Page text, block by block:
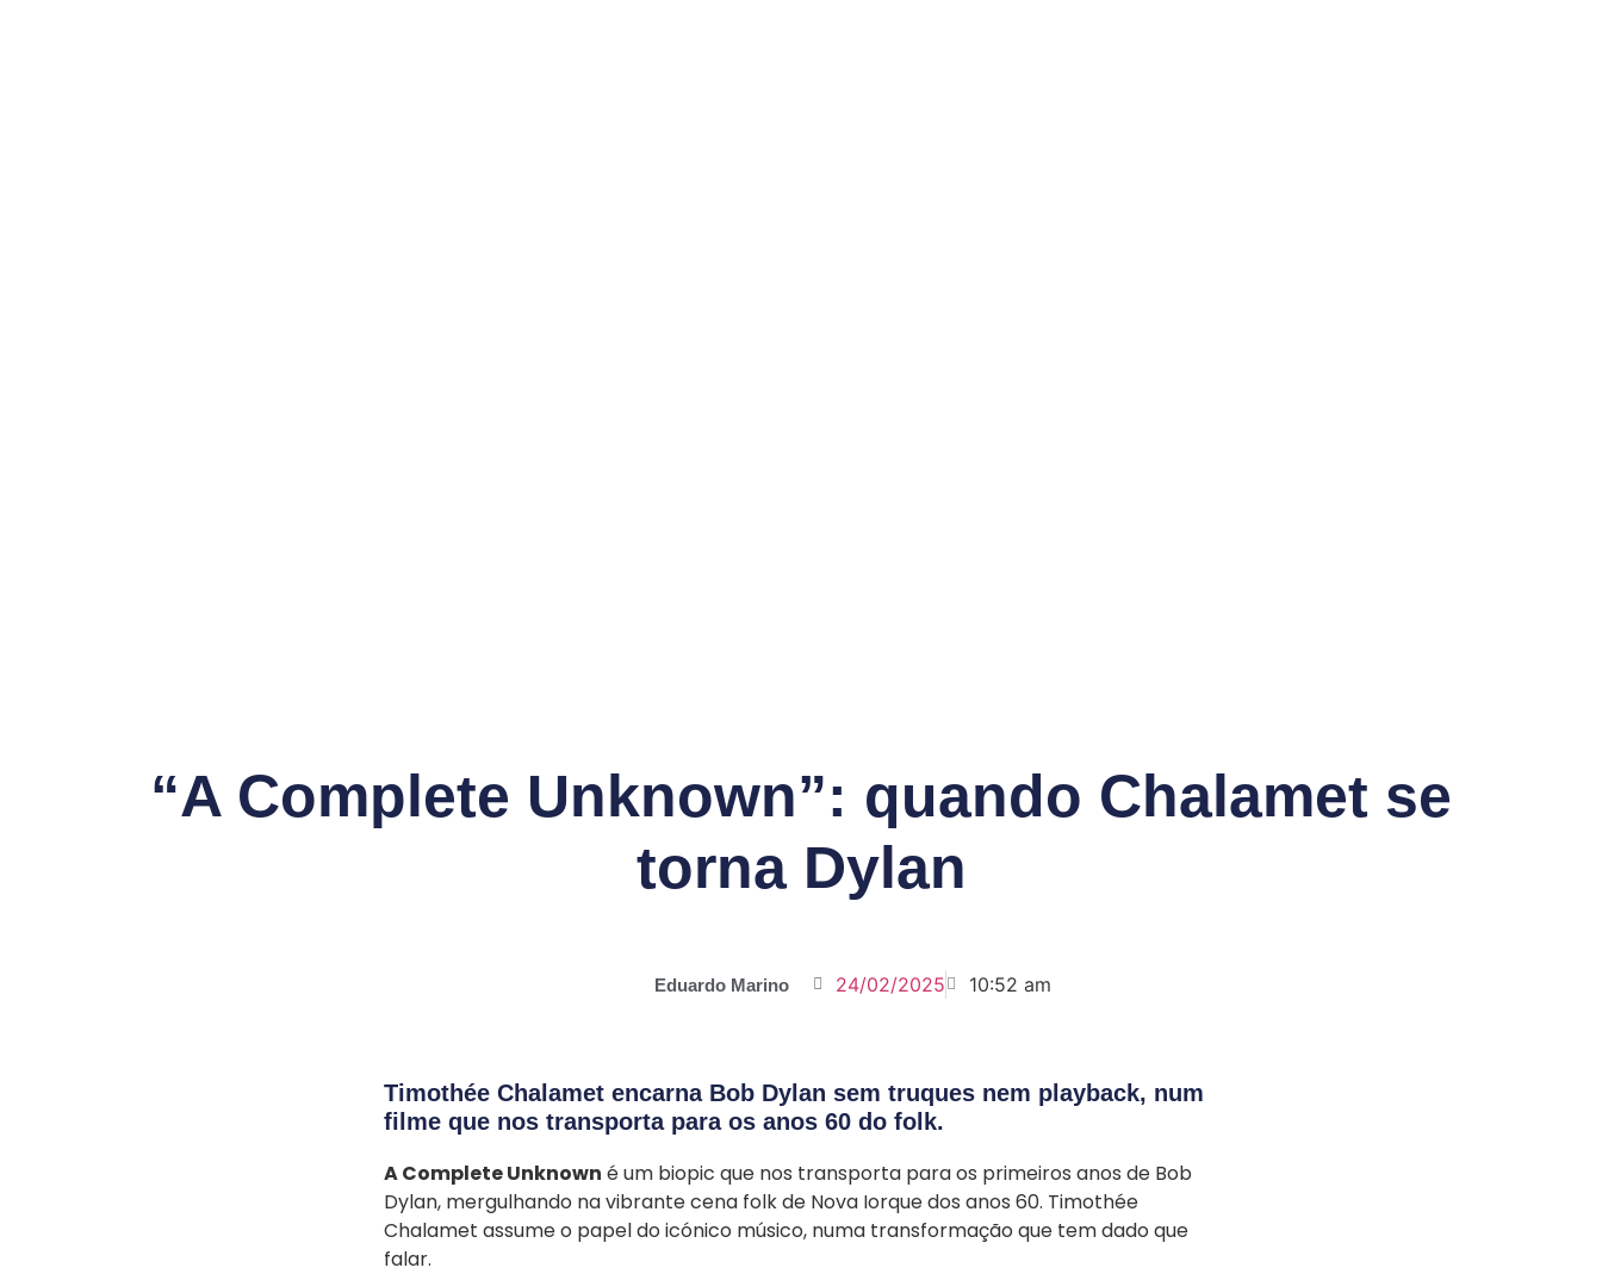
“A Complete Unknown”: quando Chalamet se
torna Dylan
Eduardo Marino 24/02/2025 10:52 am
Timothée Chalamet encarna Bob Dylan sem truques nem playback, num
filme que nos transporta para os anos 60 do folk.
A Complete Unknown é um biopic que nos transporta para os primeiros anos de Bob
Dylan, mergulhando na vibrante cena folk de Nova Iorque dos anos 60. Timothée
Chalamet assume o papel do icónico músico, numa transformação que tem dado que
falar.